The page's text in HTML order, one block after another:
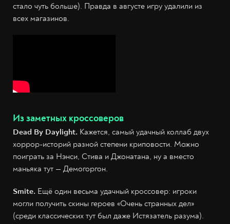
стало чуть больше). Правда в августе игру удалили из
всех магазинов.
Из заметных кроссоверов
Dead By Daylight. Кажется, самый удачный коллаб двух
хоррор-историй разной степени криповости. Можно
поиграть за Нэнси, Стива и Джонатана, ну а вместо
маньяка тут — Демогоргон.
Smite. Ещё один весьма удачный кроссовер: игроки
могли получить скины героев «Очень странных дел»
(среди классических тут был даже Истязатель разума).